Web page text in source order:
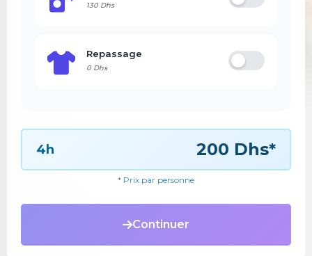
130 Dhs
Repassage
0 Dhs
4h 200 Dhs*
* Prix par personne
Continuer